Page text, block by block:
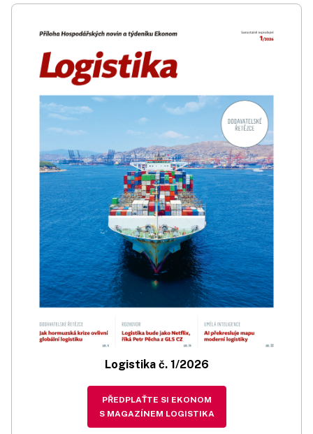
Logistika č. 1/2026
PŘEDPLAŤTE SI EKONOM
S MAGAZÍNEM LOGISTIKA